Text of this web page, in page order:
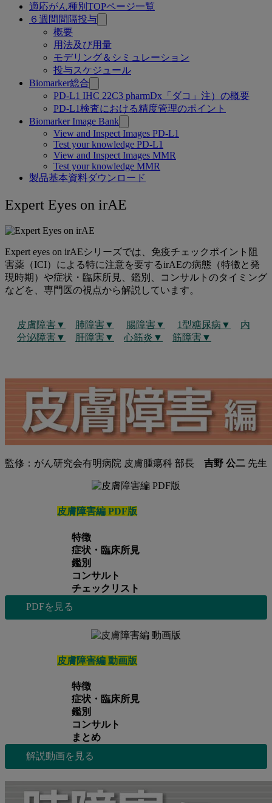
適応がん種別TOPページ一覧
６週間間隔投与
概要
用法及び用量
モデリング＆シミュレーション
投与スケジュール
Biomarker総合
PD-L1 IHC 22C3 pharmDx「ダコ」注）の概要
PD-L1検査における精度管理のポイント
Biomarker Image Bank
View and Inspect Images PD-L1
Test your knowledge PD-L1
View and Inspect Images MMR
Test your knowledge MMR
製品基本資料ダウンロード
Expert
on
irAE
Expert Eyes on irAE
Expert eyes on irAEシリーズでは、免疫チェックポイント阻
害薬（ICI）による特に注意を要するirAEの病態（特徴と発
現時期）や症状・臨床所見、鑑別、コンサルトのタイミング
などを、専門医の視点から解説しています。
皮膚障害▼ 肺障害▼ 腸障害▼ 1型糖尿病▼
内
分泌障害▼
肝障害▼ 心筋炎▼ 筋障害▼
監修：がん研究会有明病院 皮膚腫瘍科 部長 吉野 公二 先生
皮膚障害編 PDF版
特徴
症状・臨床所見
鑑別
コンサルト
チェックリスト
PDFを見る
皮膚障害編 動画版
特徴
症状・臨床所見
鑑別
コンサルト
まとめ
解説動画を見る